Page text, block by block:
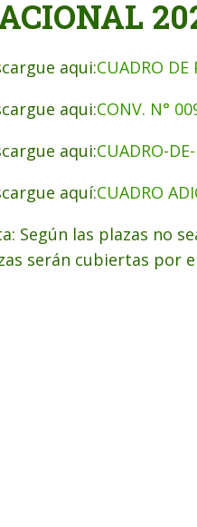
aqui:CUADRO DE
aqui:CONV. N°
aqui:CUADRO-
aquí:CUADRO
Según las plazas no
serán cubiertas por